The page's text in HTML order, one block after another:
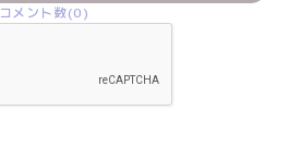
コメント数(0)